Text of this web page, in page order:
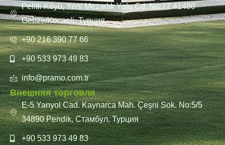
Pelitli Köyü, Yeni Mezarlık Yolu Cd. No:77 41480
Gebze/Kocaeli, Турция
+90 216 390 77 66
+90 533 973 49 83
info@pramo.com.tr
Внешняя торговля
E-5 Yanyol Cad. Kaynarca Mah. Çeşni Sok. No:5/5
34890 Pendik, Стамбул, Турция
+90 533 973 49 83